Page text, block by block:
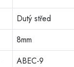
Dutý střed
8mm
ABEC-9